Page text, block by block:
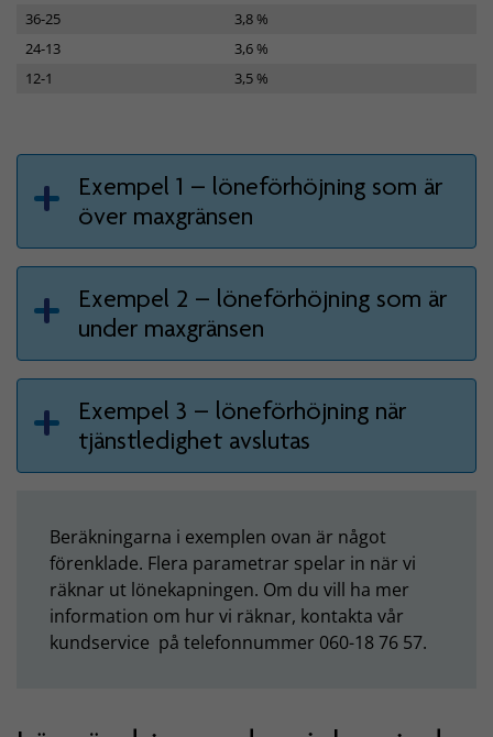
36-25
3,8 %
24-13
3,6 %
12-1
3,5 %
Exempel 1 – löneförhöjning som är
över maxgränsen
Exempel 2 – löneförhöjning som är
under maxgränsen
Exempel 3 – löneförhöjning när
tjänstledighet avslutas
Beräkningarna i exemplen ovan är något
förenklade. Flera parametrar spelar in när vi
räknar ut lönekapningen. Om du vill ha mer
information om hur vi räknar, kontakta vår
kundservice på telefonnummer 060-18 76 57.